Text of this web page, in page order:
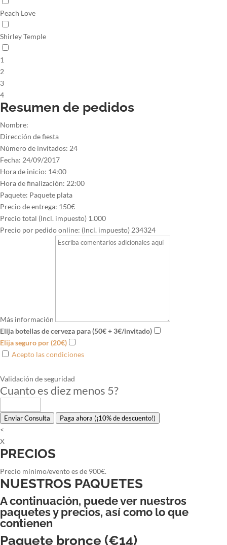
Peach Love
Shirley Temple
1
2
3
4
Resumen de pedidos
Nombre:
Dirección de fiesta
Número de invitados: 24
Fecha: 24/09/2017
Hora de inicio: 14:00
Hora de finalización: 22:00
Paquete: Paquete plata
Precio de entrega: 150€
Precio total (Incl. impuesto) 1.000
Precio por pedido online: (Incl. impuesto) 234324
Más información
Elija botellas de cerveza para (50€ + 3€/invitado)
Elija seguro por (20€)
Acepto las condiciones
Validación de seguridad
Cuanto es diez menos 5?
Enviar Consulta Paga ahora (¡10% de descuento!)
<
X
PRECIOS
Precio mínimo/evento es de 900€.
NUESTROS PAQUETES
A continuación, puede ver nuestros
paquetes y precios, así como lo que
contienen
Paquete bronce (€14)